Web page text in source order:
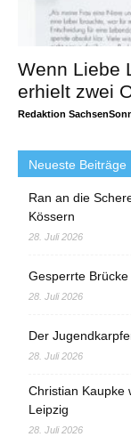
Wenn Liebe
erhielt zwei
Redaktion
Neueste Beiträge
Ran an die
Kössern
28. Juli 2026
Gesperrte
28. Juli 2026
Der
28. Juli 2026
Christian Kaupke
Leipzig
28. Juli 2026